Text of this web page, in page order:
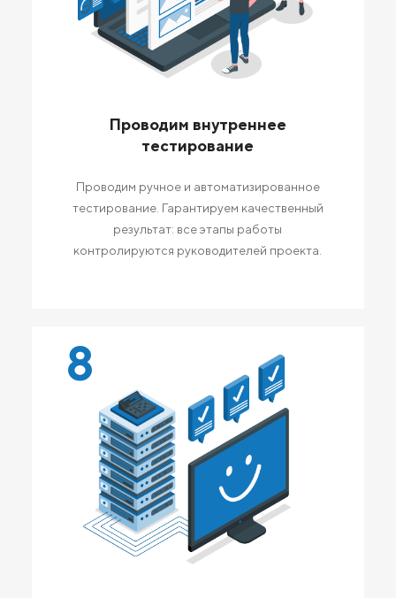
Проводим внутреннее
тестирование
Проводим ручное и автоматизированное
тестирование. Гарантируем качественный
результат: все этапы работы
контролируются руководителей проекта.
8